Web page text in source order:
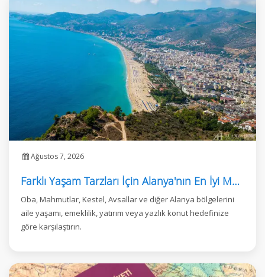
Ağustos 7, 2026
Farklı Yaşam Tarzları İçin Alanya'nın En İyi Mahalleleri
Oba, Mahmutlar, Kestel, Avsallar ve diğer Alanya bölgelerini
aile yaşamı, emeklilik, yatırım veya yazlık konut hedefinize
göre karşılaştırın.